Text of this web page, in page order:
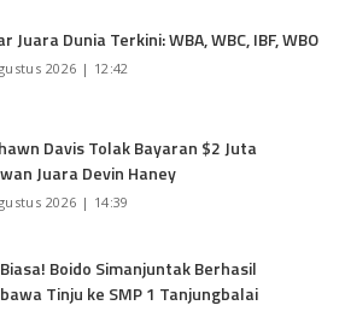
Juara Dunia Terkini: WBA, WBC, IBF, WBO
2026 | 12:42
Davis Tolak Bayaran $2 Juta
Juara Devin Haney
2026 | 14:39
Boido Simanjuntak Berhasil
Tinju ke SMP 1 Tanjungbalai